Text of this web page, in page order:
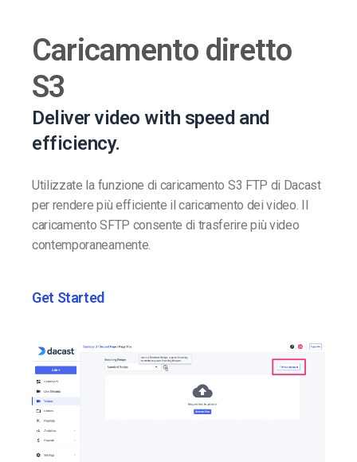
Caricamento diretto
S3
Deliver video with speed and
efficiency.
Utilizzate la funzione di caricamento S3 FTP di Dacast
per rendere più efficiente il caricamento dei video. Il
caricamento SFTP consente di trasferire più video
contemporaneamente.
Get Started